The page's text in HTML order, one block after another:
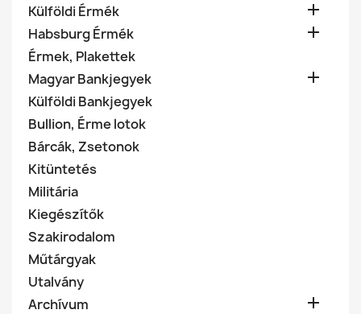
Külföldi Érmék 
Habsburg Érmék 
Érmek, Plakettek
Magyar Bankjegyek

Külföldi Bankjegyek
Bullion, Érme lotok
Bárcák, Zsetonok
Kitüntetés
Militária
Kiegészítők
Szakirodalom
Műtárgyak
Utalvány
Archívum
